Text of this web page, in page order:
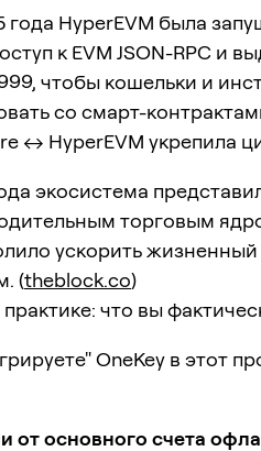
года HyperEVM была
к EVM JSON-RPC и
999, чтобы кошельки и
со смарт-
↔ HyperEVM укрепила
экосистема
торговым
ускорить
(theblock.co)
что вы
OneKey в этот
от основного счета